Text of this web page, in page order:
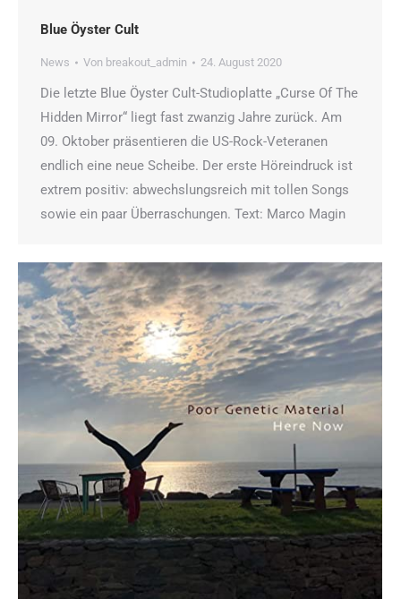
Blue Öyster Cult
News Von breakout_admin 24. August 2020
Die letzte Blue Öyster Cult-Studioplatte „Curse Of The
Hidden Mirror“ liegt fast zwanzig Jahre zurück. Am
09. Oktober präsentieren die US-Rock-Veteranen
endlich eine neue Scheibe. Der erste Höreindruck ist
extrem positiv: abwechslungsreich mit tollen Songs
sowie ein paar Überraschungen. Text: Marco Magin